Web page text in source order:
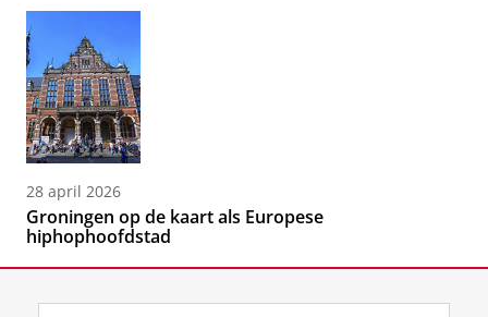
28 april 2026
Groningen op de kaart als Europese
hiphophoofdstad